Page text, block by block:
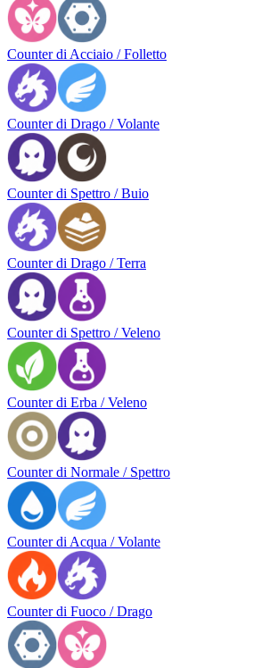
Counter di Acciaio / Folletto
Counter di Drago / Volante
Counter di Spettro / Buio
Counter di Drago / Terra
Counter di Spettro / Veleno
Counter di Erba / Veleno
Counter di Normale / Spettro
Counter di Acqua / Volante
Counter di Fuoco / Drago